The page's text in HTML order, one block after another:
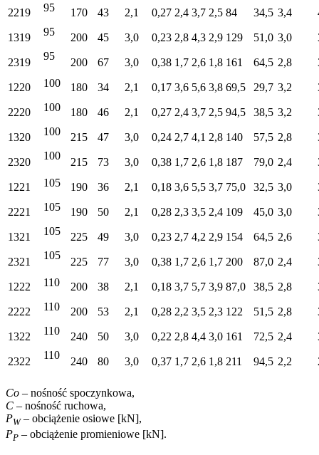
95
95
95
2219 170 43 2,1 0,27 2,4 3,7 2,5 84 34,5 3,4
1319 200 45 3,0 0,23 2,8 4,3 2,9 129 51,0 3,0
2319 200 67 3,0 0,38 1,7 2,6 1,8 161 64,5 2,8
1220
100
100
100
100
180 34 2,1 0,17 3,6 5,6 3,8 69,5 29,7 3,2
2220 180 46 2,1 0,27 2,4 3,7 2,5 94,5 38,5 3,2
1320 215 47 3,0 0,24 2,7 4,1 2,8 140 57,5 2,8
2320 215 73 3,0 0,38 1,7 2,6 1,8 187 79,0 2,4
1221
105
105
105
105
190 36 2,1 0,18 3,6 5,5 3,7 75,0 32,5 3,0
2221 190 50 2,1 0,28 2,3 3,5 2,4 109 45,0 3,0
1321 225 49 3,0 0,23 2,7 4,2 2,9 154 64,5 2,6
2321 225 77 3,0 0,38 1,7 2,6 1,7 200 87,0 2,4
1222
110
110
110
110
200 38 2,1 0,18 3,7 5,7 3,9 87,0 38,5 2,8
2222 200 53 2,1 0,28 2,2 3,5 2,3 122 51,5 2,8
1322 240 50 3,0 0,22 2,8 4,4 3,0 161 72,5 2,4
2322 240 80 3,0 0,37 1,7 2,6 1,8 211 94,5 2,2
Co – nośność spoczynkowa,
C – nośność ruchowa,
PW– obciążenie osiowe [kN],
PP – obciążenie promieniowe [kN].